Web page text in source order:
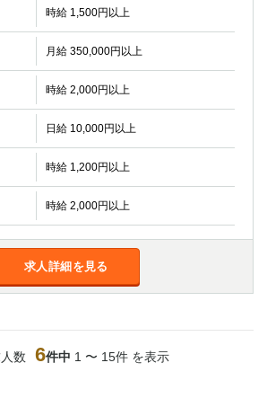
時給 1,500円以上
月給 350,000円以上
時給 2,000円以上
日給 10,000円以上
時給 1,200円以上
時給 2,000円以上
求人詳細を見る
数 6件中 1 〜 15件 を表示